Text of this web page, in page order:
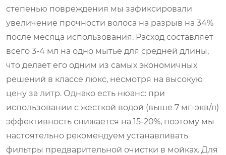
степенью повреждения мы зафиксировали
увеличение прочности волоса на разрыв на 34%
после месяца использования. Расход составляет
всего 3-4 мл на одно мытье для средней длины,
что делает его одним из самых экономичных
решений в классе люкс, несмотря на высокую
цену за литр. Однако есть нюанс: при
использовании с жесткой водой (выше 7 мг-экв/л)
эффективность снижается на 15-20%, поэтому мы
настоятельно рекомендуем устанавливать
фильтры предварительной очистки в мойках. Для